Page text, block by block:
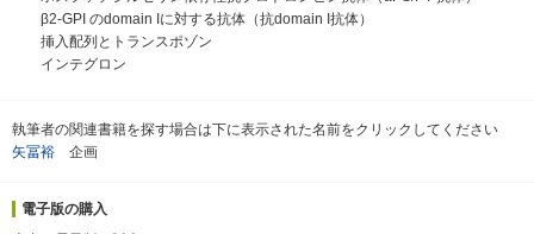
β2-GPI のdomain Iに対する抗体（抗domain I抗体）
挿入配列とトランスポゾン
インテグロン
執筆者の関連書籍を探す場合は下に表示された名前をクリックしてください
矢冨裕 企画
電子版の購入